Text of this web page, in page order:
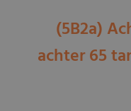
(5B2a)
achter 65